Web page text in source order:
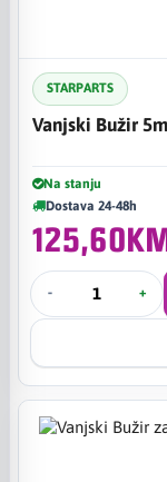
STARPARTS
Vanjski Bužir
Na stanju
Dostava 24-48h
- +